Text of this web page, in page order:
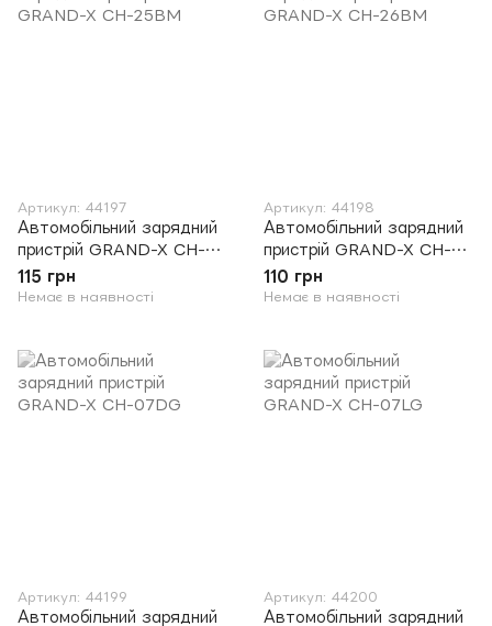
Артикул: 44197
Автомобільний зарядний
пристрій GRAND-X CH-
25BM
115 грн
Немає в наявності
Артикул: 44198
Автомобільний зарядний
пристрій GRAND-X CH-
26BM
110 грн
Немає в наявності
Артикул: 44199
Автомобільний зарядний
Артикул: 44200
Автомобільний зарядний